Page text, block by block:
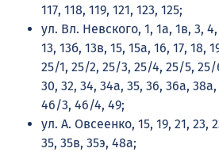
117, 118, 119, 121, 123, 125;
ул. Вл. Невского, 1, 1а, 1в, 3, 4,
13, 13б, 13в, 15, 15а, 16, 17, 18,
25/1, 25/2, 25/3, 25/4, 25/5, 25/
30, 32, 34, 34а, 35, 36, 36а,
46/3, 46/4, 49;
ул. А. Овсеенко, 15, 19, 21, 23,
35, 35в, 35э, 48а;